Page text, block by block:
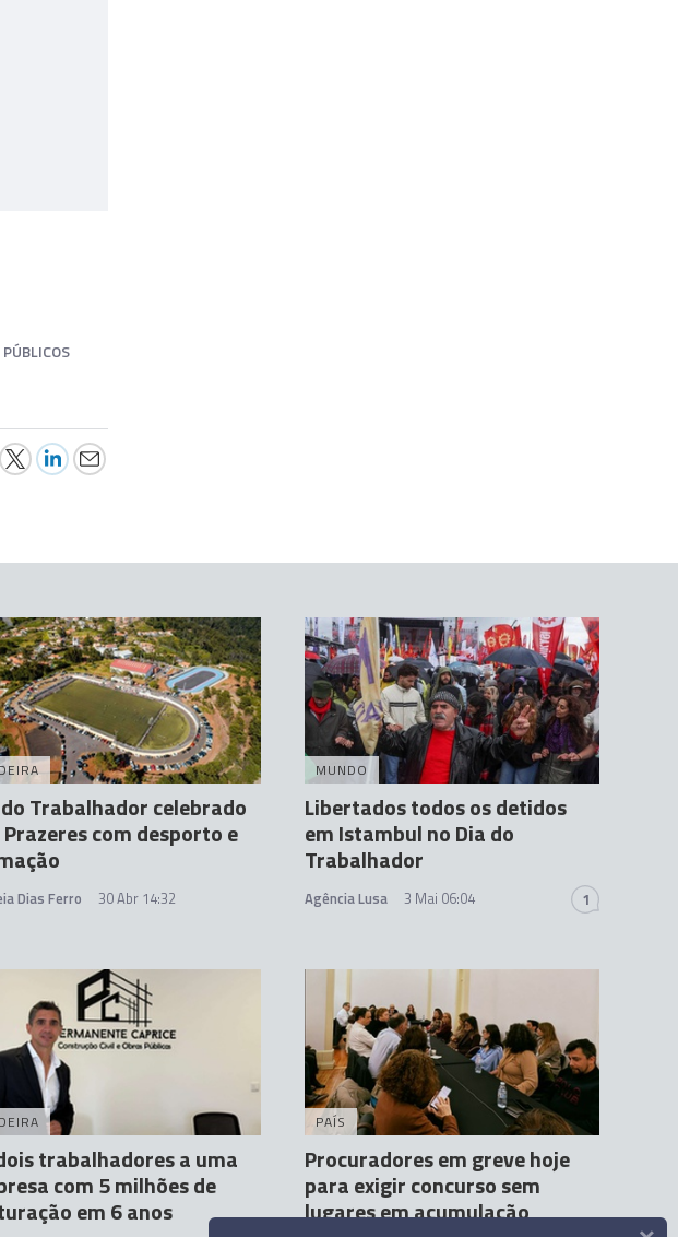
Trabalhador celebrado
com desporto e
Dias Ferro 30 Abr 14:32
MUNDO
Libertados todos os detidos
em Istambul no Dia do
Trabalhador
Agência Lusa 3 Mai 06:04 1
trabalhadores a uma
com 5 milhões de
em 6 anos
PAÍS
Procuradores em greve hoje
para exigir concurso sem
lugares em acumulação